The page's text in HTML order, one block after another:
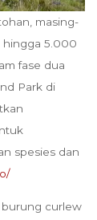
masing-
hingga 5.000
fase dua
Park di
spesies dan
burung curlew